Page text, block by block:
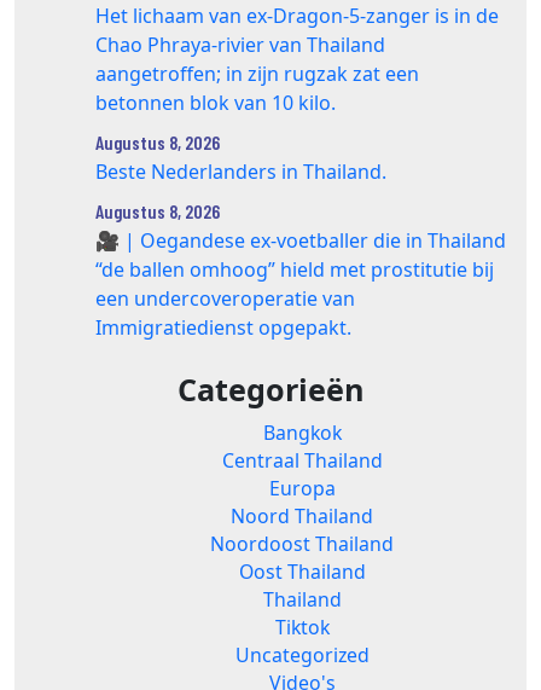
Het lichaam van ex-Dragon‑5‑zanger is in de
Chao Phraya‑rivier van Thailand
aangetroffen; in zijn rugzak zat een
betonnen blok van 10 kilo.
Augustus 8, 2026
Beste Nederlanders in Thailand.
Augustus 8, 2026
🎥 | Oegandese ex-voetballer die in Thailand
“de ballen omhoog” hield met prostitutie bij
een undercoveroperatie van
Immigratiedienst opgepakt.
Categorieën
Bangkok
Centraal Thailand
Europa
Noord Thailand
Noordoost Thailand
Oost Thailand
Thailand
Tiktok
Uncategorized
Video's